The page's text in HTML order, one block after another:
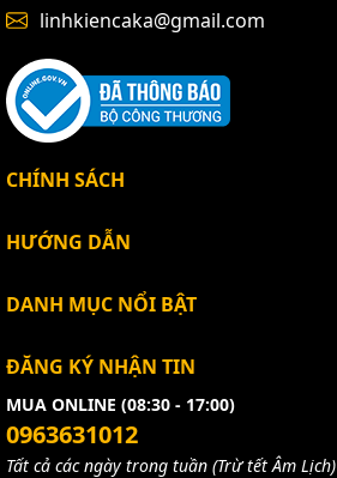
linhkiencaka@gmail.com
CHÍNH SÁCH
HƯỚNG DẪN
DANH MỤC NỔI BẬT
ĐĂNG KÝ NHẬN TIN
MUA ONLINE (08:30 - 17:00)
0963631012
Tất cả các ngày trong tuần (Trừ tết Âm Lịch)